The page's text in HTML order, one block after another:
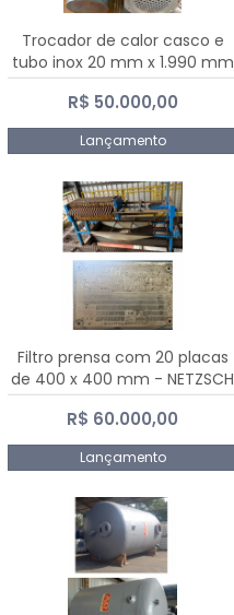
Trocador de calor casco e
tubo inox 20 mm x 1.990 mm
R$ 50.000,00
Lançamento
Filtro prensa com 20 placas
de 400 x 400 mm - NETZSCH
R$ 60.000,00
Lançamento